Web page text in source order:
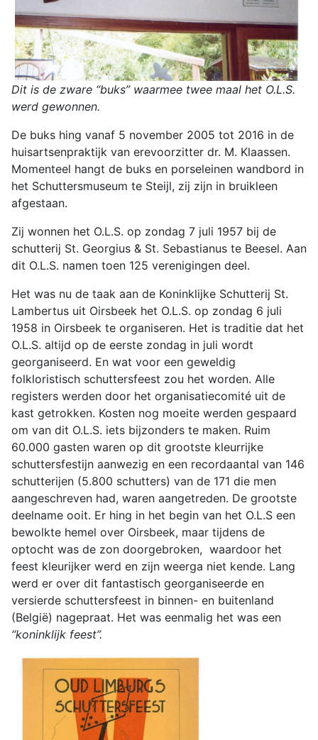
Dit is de zware “buks” waarmee twee maal het O.L.S.
werd gewonnen.
De buks hing vanaf 5 november 2005 tot 2016 in de
huisartsenpraktijk van erevoorzitter dr. M. Klaassen.
Momenteel hangt de buks en porseleinen wandbord in
het Schuttersmuseum te Steijl, zij zijn in bruikleen
afgestaan.
Zij wonnen het O.L.S. op zondag 7 juli 1957 bij de
schutterij St. Georgius & St. Sebastianus te Beesel. Aan
dit O.L.S. namen toen 125 verenigingen deel.
Het was nu de taak aan de Koninklijke Schutterij St.
Lambertus uit Oirsbeek het O.L.S. op zondag 6 juli
1958 in Oirsbeek te organiseren. Het is traditie dat het
O.L.S. altijd op de eerste zondag in juli wordt
georganiseerd. En wat voor een geweldig
folkloristisch schuttersfeest zou het worden. Alle
registers werden door het organisatiecomité uit de
kast getrokken. Kosten nog moeite werden gespaard
om van dit O.L.S. iets bijzonders te maken. Ruim
60.000 gasten waren op dit grootste kleurrijke
schuttersfestijn aanwezig en een recordaantal van 146
schutterijen (5.800 schutters) van de 171 die men
aangeschreven had, waren aangetreden. De grootste
deelname ooit. Er hing in het begin van het O.L.S een
bewolkte hemel over Oirsbeek, maar tijdens de
optocht was de zon doorgebroken, waardoor het
feest kleurijker werd en zijn weerga niet kende. Lang
werd er over dit fantastisch georganiseerde en
versierde schuttersfeest in binnen- en buitenland
(België) nagepraat. Het was eenmalig het was een
“koninklijk feest”.